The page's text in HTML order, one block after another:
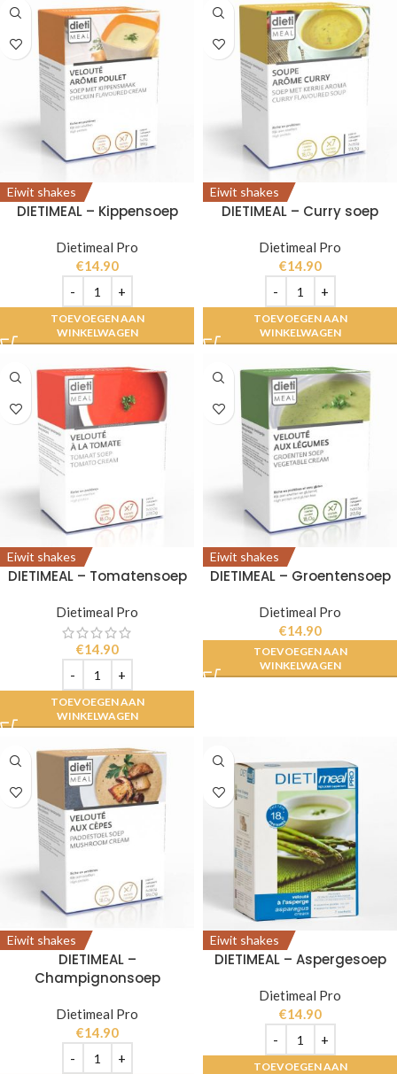
Eiwit shakes
DIETIMEAL – Kippensoep
Dietimeal Pro
€14.90
TOEVOEGEN AAN
WINKELWAGEN
Eiwit shakes
DIETIMEAL – Curry soep
Dietimeal Pro
€14.90
TOEVOEGEN AAN
WINKELWAGEN
Eiwit shakes
DIETIMEAL – Tomatensoep
Dietimeal Pro
€14.90
TOEVOEGEN AAN
WINKELWAGEN
Eiwit shakes
DIETIMEAL – Groentensoep
Dietimeal Pro
€14.90
TOEVOEGEN AAN
WINKELWAGEN
Eiwit shakes
DIETIMEAL –
Champignonsoep
Dietimeal Pro
€14.90
Eiwit shakes
DIETIMEAL – Aspergesoep
Dietimeal Pro
€14.90
TOEVOEGEN AAN